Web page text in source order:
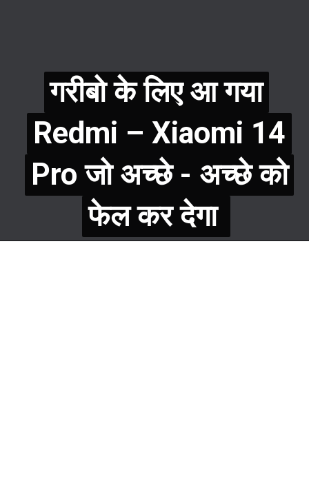
गरीबो के लिए आ गया
Redmi – Xiaomi 14
Pro जो अच्छे - अच्छे को
फेल कर देगा
गरीबो के लिए आ गया
Redmi – Xiaomi 14
Pro जो अच्छे - अच्छे को
फेल कर देगा